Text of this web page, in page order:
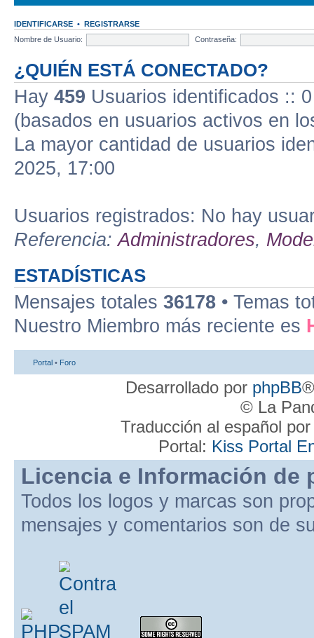
IDENTIFICARSE • REGISTRARSE
Nombre de Usuario:
Contraseña:
¿QUIÉN ESTÁ CONECTADO?
Hay 459 Usuarios identificados ::
(basados en usuarios activos en
La mayor cantidad de usuarios
2025, 17:00
Usuarios registrados: No hay
Referencia:Administradores,
ESTADÍSTICAS
Mensajes totales 36178 • Temas
Nuestro Miembro más reciente es
Portal • Foro
Desarrollado por phpBB
© La
Traducción al español
Portal: Kiss Portal
Licencia e Información de
Todos los logos y marcas son
mensajes y comentarios son de